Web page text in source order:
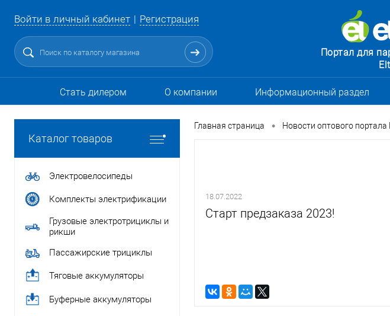
Войти в личный кабинет Регистрация
Портал для
Стать дилером О компании Информационный раздел
Каталог товаров
Электровелосипеды
Комплекты электрификации
Грузовые электротрициклы и
рикши
Пассажирские трициклы
Тяговые аккумуляторы
Буферные аккумуляторы
Главная страница • Новости оптового портала
18.07.2022
Старт предзаказа 2023!